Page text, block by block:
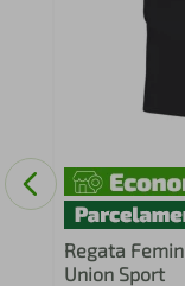
Regata
Union Sport